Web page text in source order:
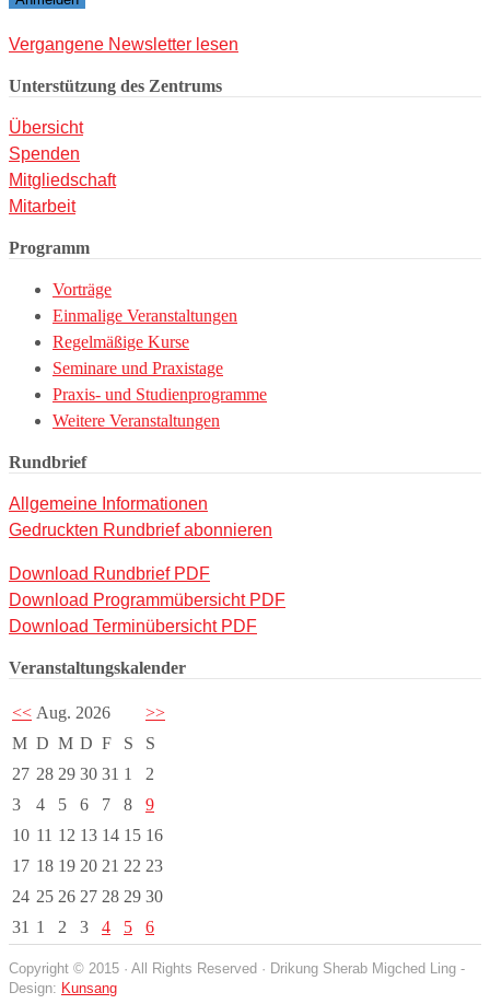
Vergangene Newsletter lesen
Unterstützung des Zentrums
Übersicht
Spenden
Mitgliedschaft
Mitarbeit
Programm
Vorträge
Einmalige Veranstaltungen
Regelmäßige Kurse
Seminare und Praxistage
Praxis- und Studienprogramme
Weitere Veranstaltungen
Rundbrief
Allgemeine Informationen
Gedruckten Rundbrief abonnieren
Download Rundbrief PDF
Download Programmübersicht PDF
Download Terminübersicht PDF
Veranstaltungskalender
<< Aug. 2026
>>
M D M D F S
S
27 28 29 30 31 1
2
3
4 5 6 7 8
9
10 11 12 13 14 15 16
17 18 19 20 21 22 23
24 25 26 27 28 29 30
31 1 2 3 4 5 6
Copyright © 2015 · All Rights Reserved · Drikung Sherab Migched Ling -
Design: Kunsang